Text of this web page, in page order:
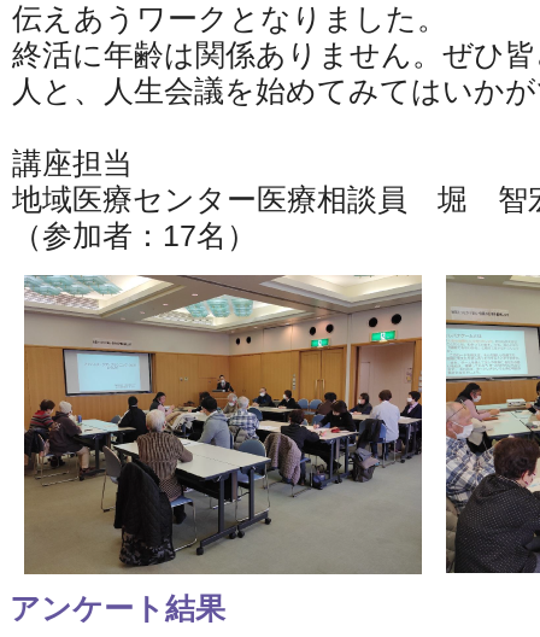
伝えあうワークとなりました。
終活に年齢は関係ありません。ぜひ
人と、人生会議を始めてみてはいか
講座担当
地域医療センター医療相談員 堀 智
（参加者：17名）
アンケート結果